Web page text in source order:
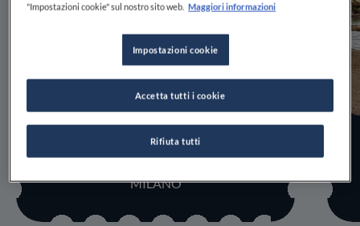
ABBIATEGRASSO
MILANO
"Impostazioni cookie" sul nostro sito web. Maggiori informazioni
Impostazioni cookie
Rifiuta tutti
Accetta tutti i cookie